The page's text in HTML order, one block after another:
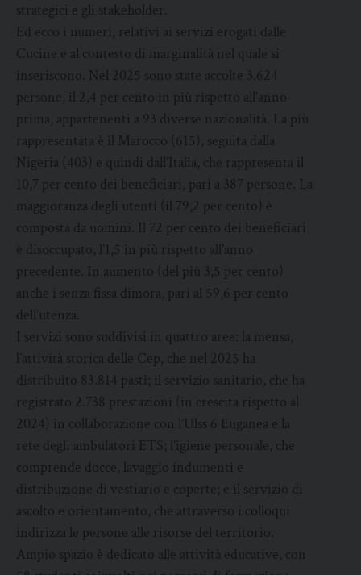
strategici e gli stakeholder.
Ed ecco i numeri, relativi ai servizi erogati dalle
Cucine e al contesto di marginalità nel quale si
inseriscono. Nel 2025 sono state accolte 3.624
persone, il 2,4 per cento in più rispetto all’anno
prima, appartenenti a 93 diverse nazionalità. La più
rappresentata è il Marocco (615), seguita dalla
Nigeria (403) e quindi dall’Italia, che rappresenta il
10,7 per cento dei beneficiari, pari a 387 persone. La
maggioranza degli utenti (il 79,2 per cento) è
composta da uomini. Il 72 per cento dei beneficiari
è disoccupato, l’1,5 in più rispetto all’anno
precedente. In aumento (del più 3,5 per cento)
anche i senza fissa dimora, pari al 59,6 per cento
dell’utenza.
I servizi sono suddivisi in quattro aree: la mensa,
l’attività storica delle Cep, che nel 2025 ha
distribuito 83.814 pasti; il servizio sanitario, che ha
registrato 2.738 prestazioni (in crescita rispetto al
2024) in collaborazione con l’Ulss 6 Euganea e la
rete degli ambulatori ETS; l’igiene personale, che
comprende docce, lavaggio indumenti e
distribuzione di vestiario e coperte; e il servizio di
ascolto e orientamento, che attraverso i colloqui
indirizza le persone alle risorse del territorio.
Ampio spazio è dedicato alle attività educative, con